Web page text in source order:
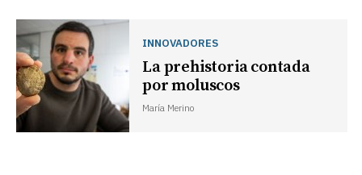
INNOVADORES
La prehistoria contada
por moluscos
María Merino